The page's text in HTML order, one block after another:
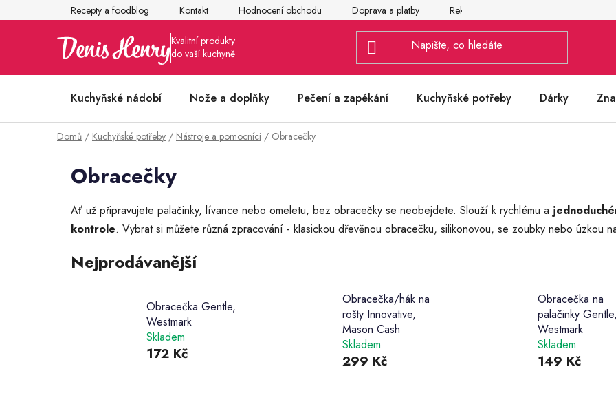
na
Recepty a foodblog Kontakt Hodnocení obchodu Doprava a platby Reklamace
Kuchyňské nádobí Nože a doplňky Pečení a zapékání Kuchyňské potřeby Dárky
Články z kuchyně
Domů / Kuchyňské potřeby / Nástroje a pomocníci / Obracečky
Obracečky
Ať už připravujete palačinky, lívance nebo omeletu, bez obracečky se neobejdete. Slouží k rychlému a
kontrole. Vybrat si můžete různá zpracování - klasickou dřevěnou obracečku, silikonovou, se zoubky nebo úzkou
Nejprodávanější
Obracečka Gentle,
Westmark
Skladem
172 Kč
Obracečka/hák na
rošty Innovative,
Mason Cash
Skladem
299 Kč
Obracečka na
palačinky Gentle,
Westmark
Skladem
149 Kč